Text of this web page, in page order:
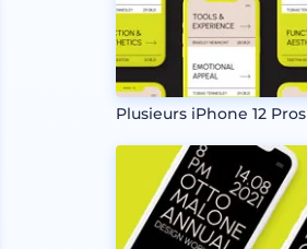
Plusieurs iPhone 12